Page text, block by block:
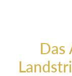
Das